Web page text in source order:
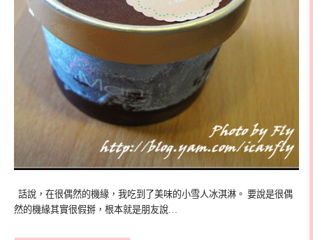
話說，在很偶然的機緣，我吃到了美味的小雪人冰淇淋。 要說是很偶
然的機緣其實很假掰，根本就是朋友說…